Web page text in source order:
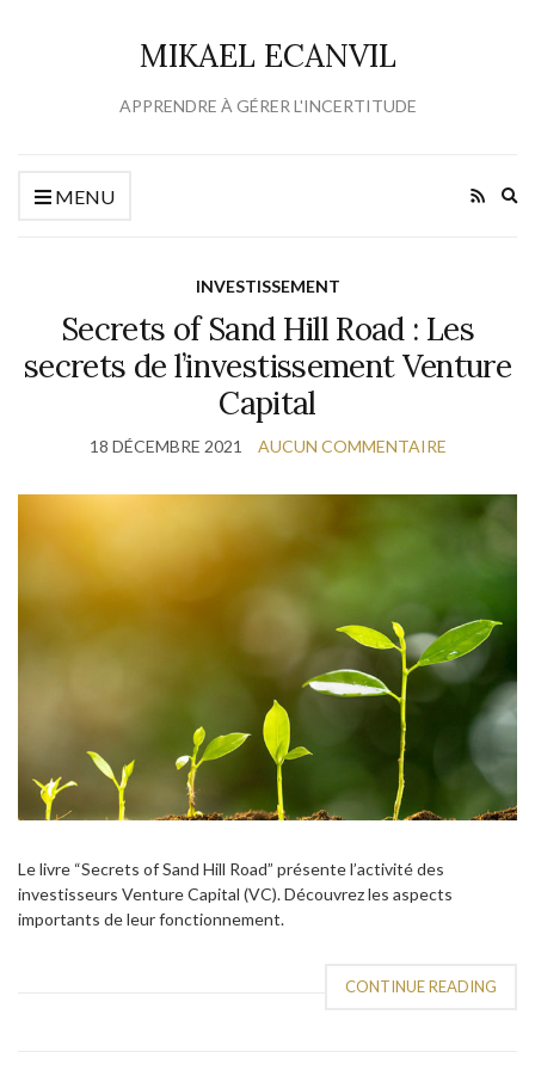
MIKAEL ECANVIL
APPRENDRE À GÉRER L'INCERTITUDE
MENU
INVESTISSEMENT
Secrets of Sand Hill Road : Les
secrets de l’investissement Venture
Capital
18 DÉCEMBRE 2021 AUCUN COMMENTAIRE
Le livre “Secrets of Sand Hill Road” présente l’activité des
investisseurs Venture Capital (VC). Découvrez les aspects
importants de leur fonctionnement.
CONTINUE READING